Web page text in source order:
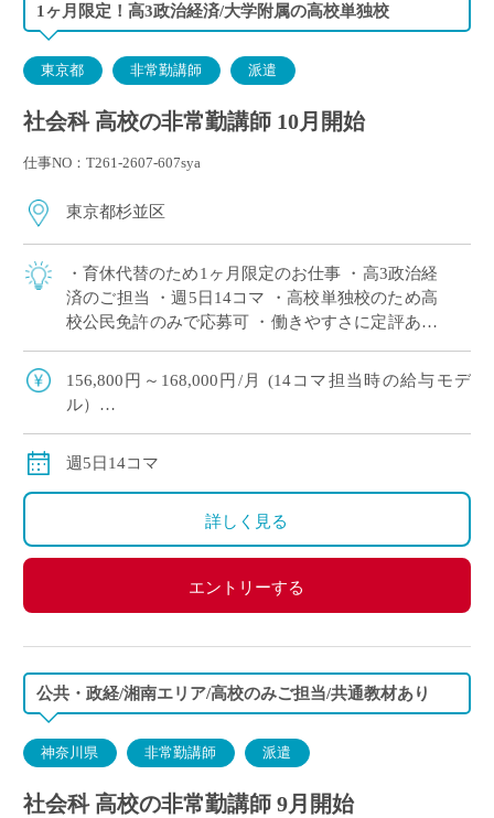
1ヶ月限定！高3政治経済/大学附属の高校単独校
東京都 非常勤講師 派遣
社会科 高校の非常勤講師 10月開始
仕事NO：T261-2607-607sya
東京都杉並区
・育休代替のため1ヶ月限定のお仕事 ・高3政治経
済のご担当 ・週5日14コマ ・高校単独校のため高
校公民免許のみで応募可 ・働きやすさに定評あり
156,800円～168,000円/月 (14コマ担当時の給与モデ
ル）
週5日14コマ
詳しく見る
エントリーする
公共・政経/湘南エリア/高校のみご担当/共通教材あり
神奈川県 非常勤講師 派遣
社会科 高校の非常勤講師 9月開始